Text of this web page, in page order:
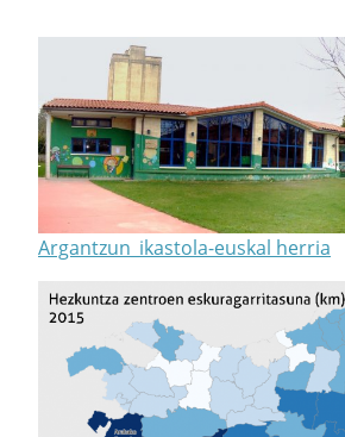
Argantzun_ikastola-euskal herria